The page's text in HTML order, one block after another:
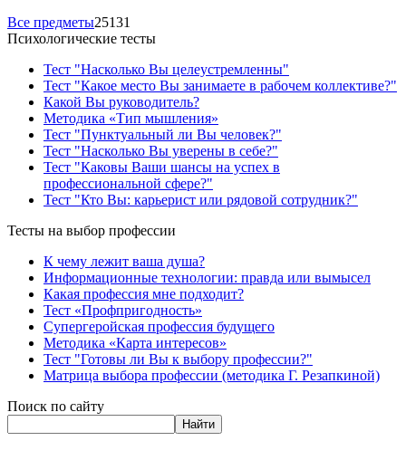
Все предметы25131
Психологические тесты
Тест "Насколько Вы целеустремленны"
Тест "Какое место Вы занимаете в рабочем коллективе?"
Какой Вы руководитель?
Методика «Тип мышления»
Тест "Пунктуальный ли Вы человек?"
Тест "Насколько Вы уверены в себе?"
Тест "Каковы Ваши шансы на успех в
профессиональной сфере?"
Тест "Кто Вы: карьерист или рядовой сотрудник?"
Тесты на выбор профессии
К чему лежит ваша душа?
Информационные технологии: правда или вымысел
Какая профессия мне подходит?
Тест «Профпригодность»
Супергеройская профессия будущего
Методика «Карта интересов»
Тест "Готовы ли Вы к выбору профессии?"
Матрица выбора профессии (методика Г. Резапкиной)
Поиск по сайту
Найти